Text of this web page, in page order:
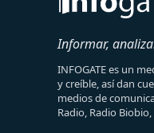
Informar,
INFOGATE es un
y creíble, así dan
medios de
Radio, Radio